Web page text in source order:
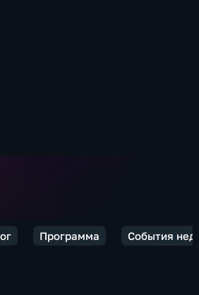
Программа События